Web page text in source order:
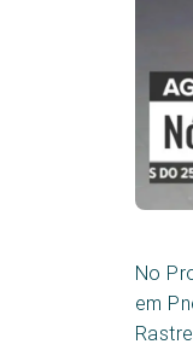
No
em